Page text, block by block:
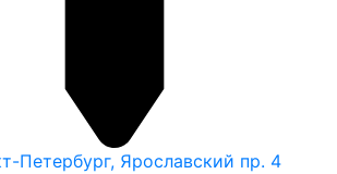
Петербург, Ярославский пр. 4